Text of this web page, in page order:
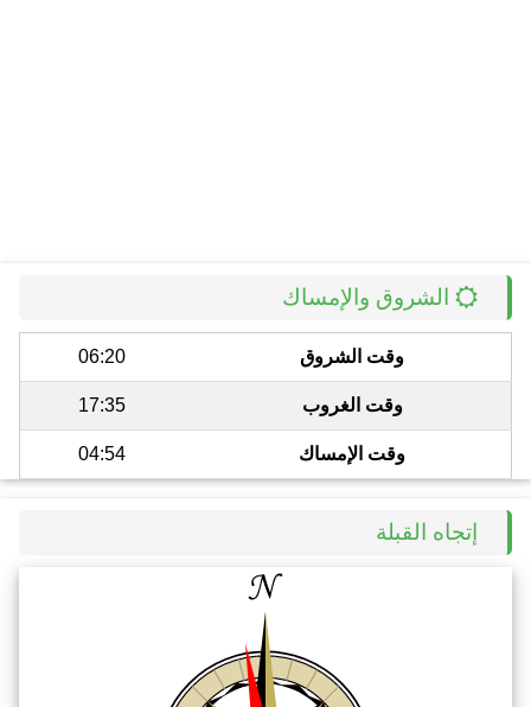
الشروق والإمساك
وقت الشروق 06:20
وقت الغروب 17:35
وقت الإمساك 04:54
إتجاه القبلة